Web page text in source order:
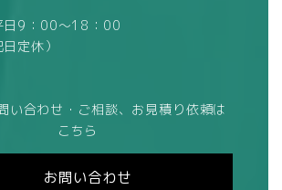
9：00～18：00
定休）
い合わせ・ご相談、お見積り依頼は
こちら
お問い合わせ